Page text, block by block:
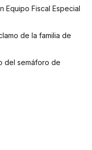
Equipo Fiscal Especial
de la familia de
del semáforo de